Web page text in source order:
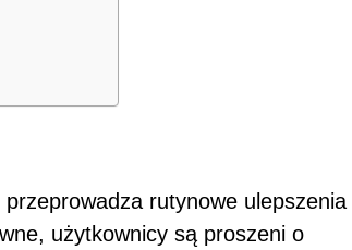
rutynowe ulepszenia
użytkownicy są proszeni o